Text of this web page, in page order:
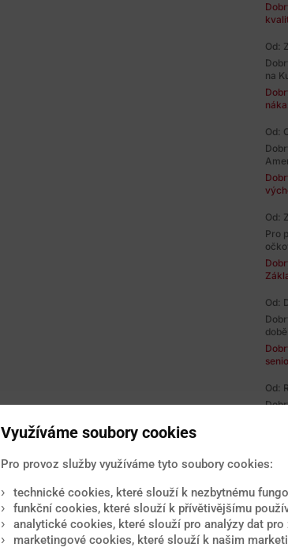
Od:
na
Od:
Od:
Pro
Od:
Od:
Využíváme soubory cookies
Pro provoz služby využíváme tyto soubory cookies:
technické cookies, které slouží k nezbytnému
funkční cookies, které slouží k přívětivějšímu
analytické cookies, které slouží pro analýzy dat
marketingové cookies, které slouží k našim